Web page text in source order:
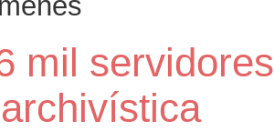
mil servidores